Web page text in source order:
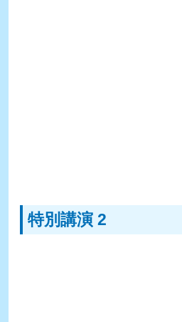
特別講演 2